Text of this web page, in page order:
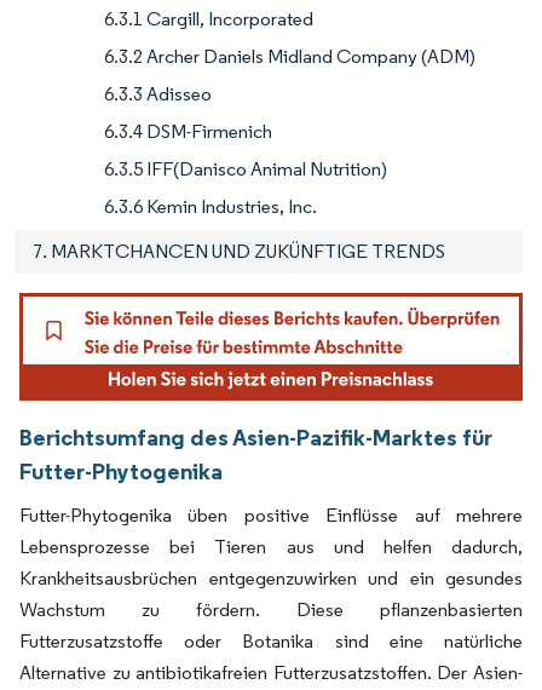
6.3.1 Cargill, Incorporated
6.3.2 Archer Daniels Midland Company (ADM)
6.3.3 Adisseo
6.3.4 DSM-Firmenich
6.3.5 IFF(Danisco Animal Nutrition)
6.3.6 Kemin Industries, Inc.
7. MARKTCHANCEN UND ZUKÜNFTIGE TRENDS
Berichtsumfang des Asien-Pazifik-Marktes für
Futter-Phytogenika
Futter-Phytogenika üben positive Einflüsse auf mehrere
Lebensprozesse bei Tieren aus und helfen dadurch,
Krankheitsausbrüchen entgegenzuwirken und ein gesundes
Wachstum zu fördern. Diese pflanzenbasierten
Futterzusatzstoffe oder Botanika sind eine natürliche
Alternative zu antibiotikafreien Futterzusatzstoffen. Der Asien-